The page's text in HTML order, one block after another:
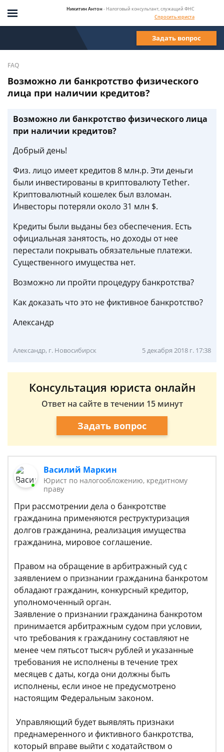
Никитин Антон - Налоговый консультант, служащий ФНС
Спросить юриста
Задать вопрос
FAQ
Возможно ли банкротство физического
лица при наличии кредитов?
Возможно ли банкротство физического лица
при наличии кредитов?
Добрый день!
Физ. лицо имеет кредитов 8 млн.р. Эти деньги
были инвестированы в криптовалюту Tether.
Криптовалютный кошелек был взломан.
Инвесторы потеряли около 31 млн $.
Кредиты были выданы без обеспечения. Есть
официальная занятость, но доходы от нее
перестали покрывать обязательные платежи.
Существенного имущества нет.
Возможно ли пройти процедуру банкротства?
Как доказать что это не фиктивное банкротство?
Александр
Александр, г. Новосибирск 5 декабря 2018 г. 17:38
Консультация юриста онлайн
Ответ на сайте в течении 15 минут
Задать вопрос
Василий Маркин
Юрист по налогообложению, кредитному
праву
При рассмотрении дела о банкротстве
гражданина применяются реструктуризация
долгов гражданина, реализация имущества
гражданина, мировое соглашение.
Правом на обращение в арбитражный суд с
заявлением о признании гражданина банкротом
обладают гражданин, конкурсный кредитор,
уполномоченный орган.
Заявление о признании гражданина банкротом
принимается арбитражным судом при условии,
что требования к гражданину составляют не
менее чем пятьсот тысяч рублей и указанные
требования не исполнены в течение трех
месяцев с даты, когда они должны быть
исполнены, если иное не предусмотрено
настоящим Федеральным законом.
Управляющий будет выявлять признаки
преднамеренного и фиктивного банкротства,
который вправе выйти с ходатайством о